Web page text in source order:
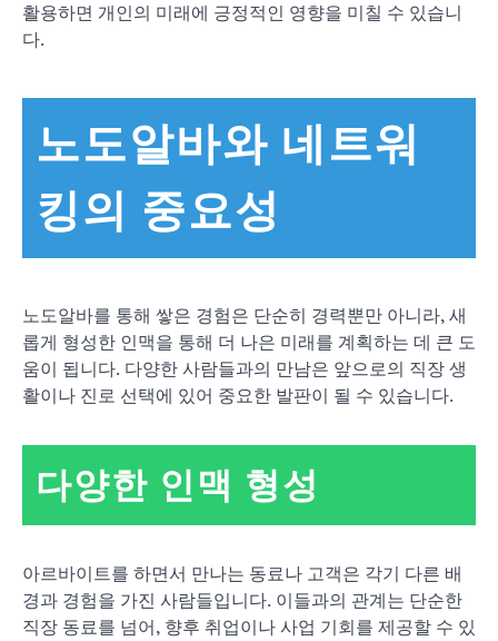
활용하면 개인의 미래에 긍정적인 영향을 미칠 수 있습니
다.
노도알바와 네트워
킹의 중요성
노도알바를 통해 쌓은 경험은 단순히 경력뿐만 아니라, 새
롭게 형성한 인맥을 통해 더 나은 미래를 계획하는 데 큰 도
움이 됩니다. 다양한 사람들과의 만남은 앞으로의 직장 생
활이나 진로 선택에 있어 중요한 발판이 될 수 있습니다.
다양한 인맥 형성
아르바이트를 하면서 만나는 동료나 고객은 각기 다른 배
경과 경험을 가진 사람들입니다. 이들과의 관계는 단순한
직장 동료를 넘어, 향후 취업이나 사업 기회를 제공할 수 있